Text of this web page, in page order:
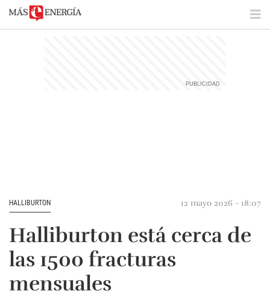
HALLIBURTON 12 mayo 2026 - 18:07
Halliburton está cerca de
las 1500 fracturas
mensuales